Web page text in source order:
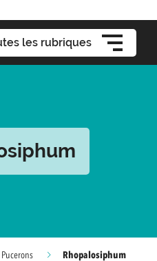
les rubriques
Pucerons Rhopalosiphum